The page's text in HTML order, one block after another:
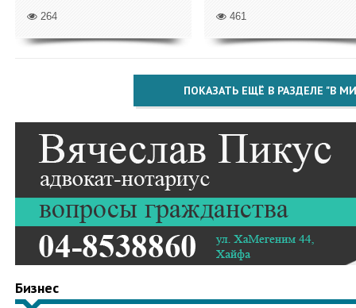
264 461
ПОКАЗАТЬ ЕЩЁ В РАЗДЕЛЕ "В
Бизнес